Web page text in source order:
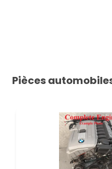
Pièces